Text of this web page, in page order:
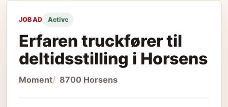
JOB AD Active
Erfaren truckfører til
deltidsstilling i Horsens
Moment 8700 Horsens